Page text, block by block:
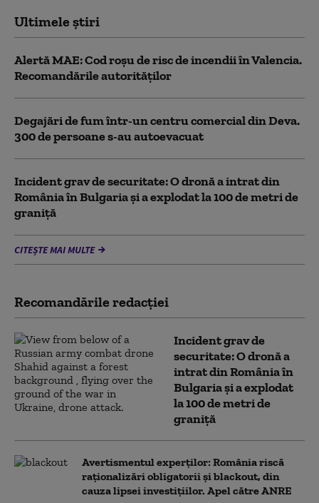
Ultimele știri
Alertă MAE: Cod roșu de risc de incendii în Valencia.
Recomandările autorităților
Degajări de fum într-un centru comercial din Deva.
300 de persoane s-au autoevacuat
Incident grav de securitate: O dronă a intrat din
România în Bulgaria şi a explodat la 100 de metri de
graniţă
CITEȘTE MAI MULTE
Recomandările redacţiei
Incident grav de
securitate: O dronă a
intrat din România în
Bulgaria şi a explodat
la 100 de metri de
graniţă
Avertismentul experților: România riscă
raționalizări obligatorii și blackout, din
cauza lipsei investițiilor. Apel către ANRE